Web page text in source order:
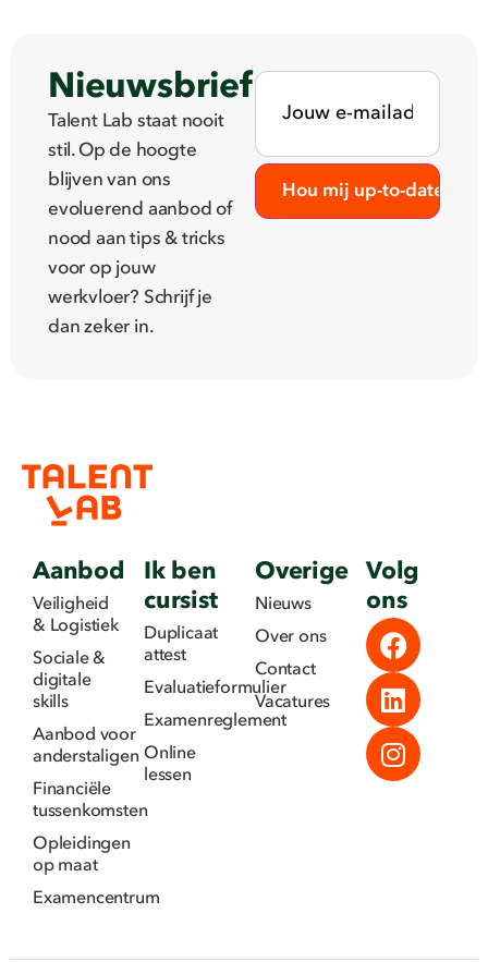
Nieuwsbrief
Talent Lab staat nooit
stil. Op de hoogte
blijven van ons
evoluerend aanbod of
nood aan tips & tricks
voor op jouw
werkvloer? Schrijf je
dan zeker in.
Aanbod
Veiligheid
& Logistiek
Sociale &
digitale
skills
Aanbod voor
anderstaligen
Financiële
tussenkomsten
Opleidingen
op maat
Examencentrum
Ik ben
cursist
Duplicaat
attest
Evaluatieformulier
Examenreglement
Online
lessen
Overige
Nieuws
Over ons
Contact
Vacatures
Volg
ons